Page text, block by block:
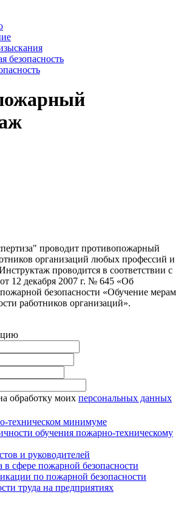
безопасность
проводит противопожарный
организаций любых профессий и
проводится в соответствии с
12 декабря 2007 г. № 645 «Об
безопасности «Обучение мерам
работников организаций».
обработку моих персональных данных
техническом минимуме
обучения пожарно-техническому
и руководителей
в сфере пожарной безопасности
по пожарной безопасности
труда на предприятиях